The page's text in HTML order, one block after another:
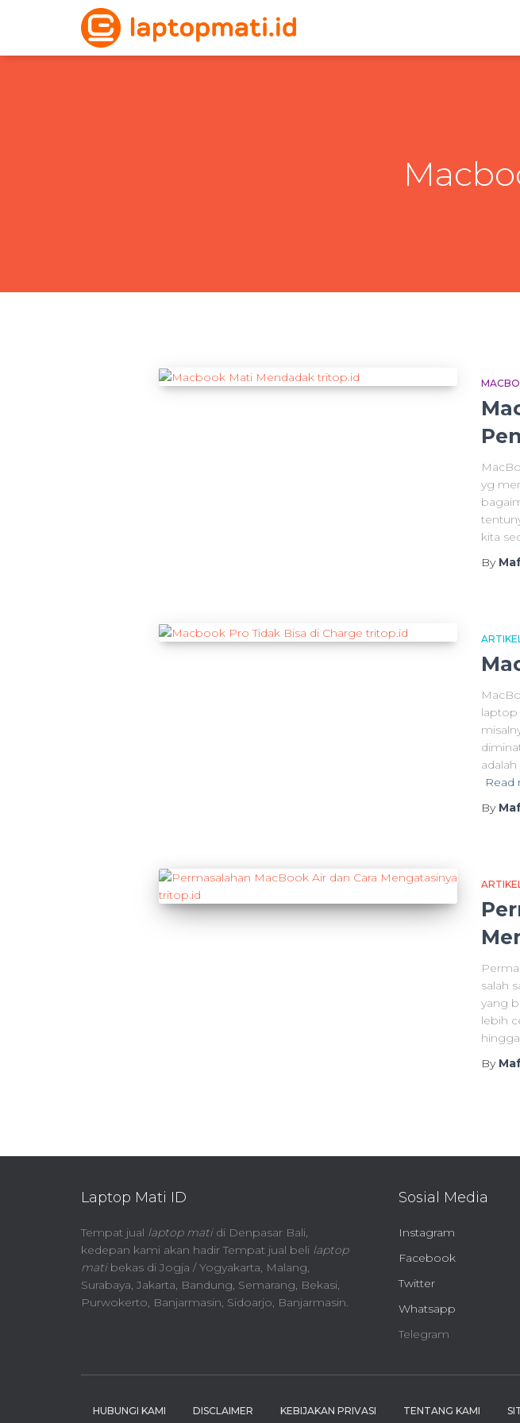
yg
kita
By
laptop
Read
By
salah
yang
lebih
By
Laptop Mati ID
Tempat jual laptop matidi Denpasar Bali,
kedepan kami akan hadir Tempat jual beli laptop
matibekas di Jogja / Yogyakarta, Malang,
Surabaya, Jakarta, Bandung, Semarang, Bekasi,
Purwokerto, Banjarmasin, Sidoarjo, Banjarmasin.
Sosial Media
Instagram
Facebook
Twitter
Whatsapp
Telegram
HUBUNGI KAMI DISCLAIMER KEBIJAKAN PRIVASI TENTANG KAMI